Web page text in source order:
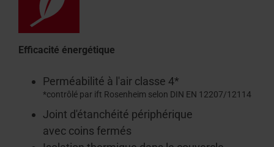
Efficacité énergétique
Perméabilité à l'air classe 4*
*contrôlé par ift Rosenheim selon DIN EN 12207/12114
Joint d'étanchéité périphérique
avec coins fermés